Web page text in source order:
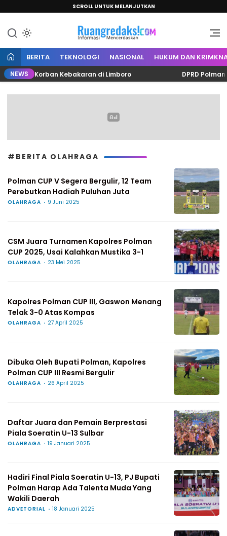
SCROLL UNTUK MELANJUTKAN
Ruang Redaksi
Informasi Mencerdaskan
BERITA TEKNOLOGI NASIONAL HUKUM DAN
NEWSKorban Kebakaran di Limboro DPRD Polman
#BERITA OLAHRAGA
Polman CUP V Segera Bergulir, 12 Team
Perebutkan Hadiah Puluhan Juta
OLAHRAGA 9 Juni 2025
CSM Juara Turnamen Kapolres Polman
CUP 2025, Usai Kalahkan Mustika 3-1
OLAHRAGA 23 Mei 2025
Kapolres Polman CUP III, Gaswon Menang
Telak 3-0 Atas Kompas
OLAHRAGA 27 April 2025
Dibuka Oleh Bupati Polman, Kapolres
Polman CUP III Resmi Bergulir
OLAHRAGA 26 April 2025
Daftar Juara dan Pemain Berprestasi
Piala Soeratin U-13 Sulbar
OLAHRAGA 19 Januari 2025
Hadiri Final Piala Soeratin U-13, PJ Bupati
Polman Harap Ada Talenta Muda Yang
Wakili Daerah
ADVETORIAL 18 Januari 2025